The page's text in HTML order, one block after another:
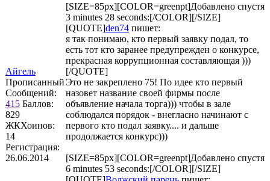
Айгель
Прописанный
Сообщений:
415 Баллов:
829
ЖКХоинов:
14
Регистрация:
26.06.2014
[SIZE=85px][COLOR=greenpt]Добавлено спустя
3 minutes 28 seconds:[/COLOR][/SIZE]
[QUOTE]den74 пишет:
я так понимаю, кто первый заявку подал, то
есть тот кто заранее предупрежден о конкурсе,
прекрасная коррупционная составляющая )))
[/QUOTE]
Это не закреплено 75! По идее кто первый
назовет название своей фирмы после
объявление начала торга))) чтобы в зале
соблюдался порядок - внегласно начинают с
первого кто подал заявку.... и дальше
продолжается конкурс)))
[SIZE=85px][COLOR=greenpt]Добавлено спустя
6 minutes 53 seconds:[/COLOR][/SIZE]